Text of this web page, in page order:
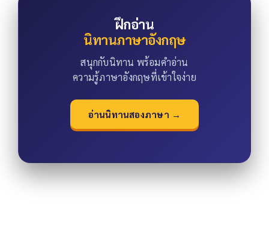
ฝึกอ่าน
นิทานภาษาอังกฤษ
สนุกกับนิทาน พร้อมคำอ่าน
ความรู้ภาษาอังกฤษที่เข้าใจง่าย
อ่านนิทานสองภาษา →